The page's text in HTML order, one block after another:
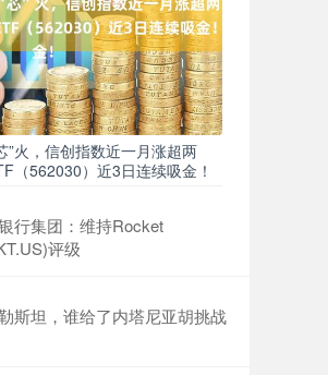
”火，信创指数近一月涨超两
（562030）近3日连续吸金！
行集团：维持Rocket
评级
斯坦，谁给了内塔尼亚胡挑战